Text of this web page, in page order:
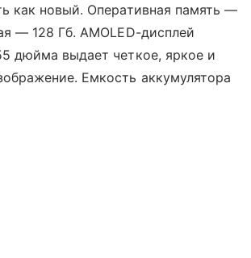
как новый. Оперативная память —
— 128 Гб. AMOLED-дисплей
дюйма выдает четкое, яркое и
Емкость аккумулятора